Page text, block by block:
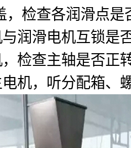
，检查各润滑点
润滑电机互锁是
检查主轴是否正
机，听分配箱、